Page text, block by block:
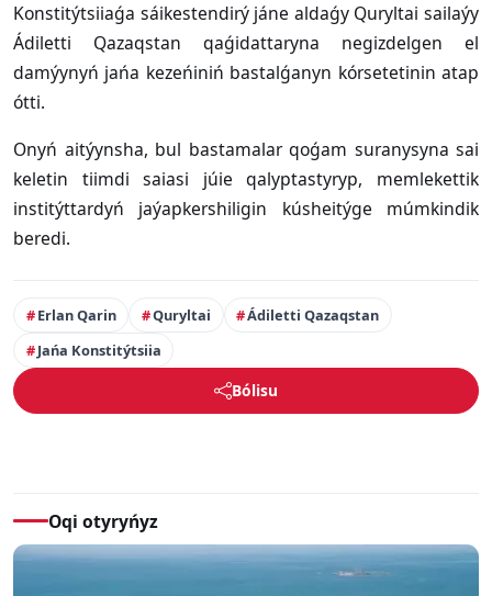
Konstitýtsiiaǵa sáikestendirý jáne aldaǵy Quryltai sailaýy
Ádiletti Qazaqstan qaǵidattaryna negizdelgen el
damýynyń jańa kezeńiniń bastalǵanyn kórsetetinin atap
ótti.
Onyń aitýynsha, bul bastamalar qoǵam suranysyna sai
keletin tiimdi saiasi júie qalyptastyryp, memlekettik
institýttardyń jaýapkershiligin kúsheitýge múmkindik
beredi.
Erlan Qarin Quryltai
Ádiletti Qazaqstan
Jańa Konstitýtsiia
Bólisu
Oqi otyryńyz